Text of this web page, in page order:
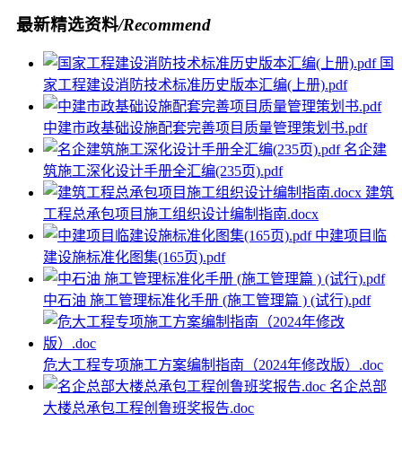
最新精选资料/Recommend
国
家工程建设消防技术标准历史版本汇编(上册).pdf
中建市政基础设施配套完善项目质量管理策划书.pdf
名企建
筑施工深化设计手册全汇编(235页).pdf
建筑
工程总承包项目施工组织设计编制指南.docx
中建项目临
建设施标准化图集(165页).pdf
中石油 施工管理标准化手册 (施工管理篇 ) (试行).pdf
危大工程专项施工方案编制指南（2024年修改版）.doc
名企总部
大楼总承包工程创鲁班奖报告.doc